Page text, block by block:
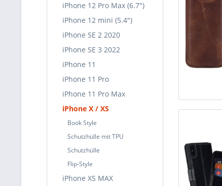
iPhone 12 Pro Max (6.7")
iPhone 12 mini (5.4")
iPhone SE 2 2020
iPhone SE 3 2022
iPhone 11
iPhone 11 Pro
iPhone 11 Pro Max
iPhone X / XS
Book Style
Schutzhülle mit TPU
Schutzhülle
Flip-Style
iPhone XS MAX